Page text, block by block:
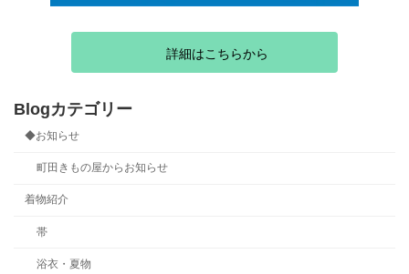
詳細はこちらから
Blogカテゴリー
◆お知らせ
町田きもの屋からお知らせ
着物紹介
帯
浴衣・夏物